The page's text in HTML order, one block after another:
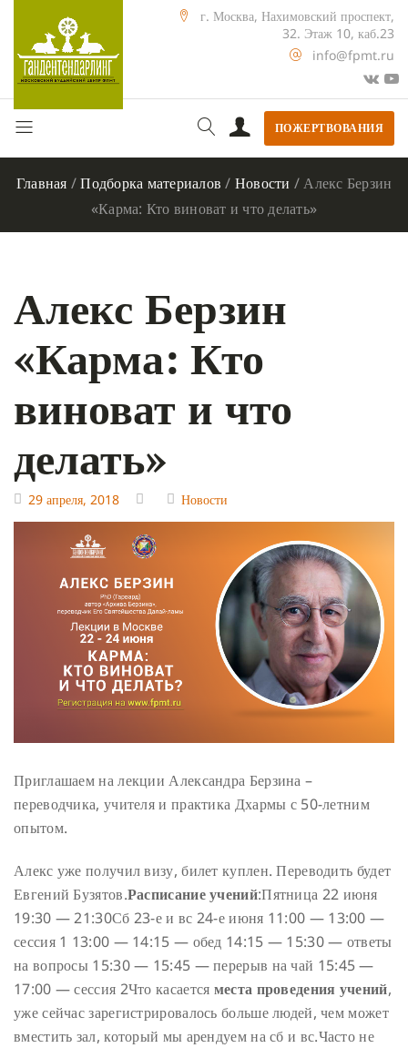
г. Москва, Нахимовский проспект,
32. Этаж 10, каб.23
info@fpmt.ru
ПОЖЕРТВОВАНИЯ
Главная /Подборка материалов / Новости /Алекс Берзин
«Карма: Кто виноват и что делать»
Алекс Берзин
«Карма: Кто
виноват и что
делать»
29 апреля, 2018 Новости
Приглашаем на лекции Александра Берзина –
переводчика, учителя и практика Дхармы с 50-летним
опытом.
Алекс уже получил визу, билет куплен. Переводить будет
Евгений Бузятов.Расписание учений:Пятница 22 июня
19:30 — 21:30Сб 23-е и вс 24-е июня 11:00 — 13:00 —
сессия 1 13:00 — 14:15 — обед 14:15 — 15:30 — ответы
на вопросы 15:30 — 15:45 — перерыв на чай 15:45 —
17:00 — сессия 2Что касается места проведения учений,
уже сейчас зарегистрировалось больше людей, чем может
вместить зал, который мы арендуем на сб и вс.Часто не